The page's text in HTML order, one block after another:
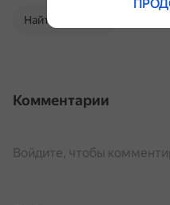
Найти в Поиске
Комментарии
Войдите, чтобы